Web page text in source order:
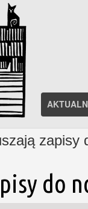
zapisy
do